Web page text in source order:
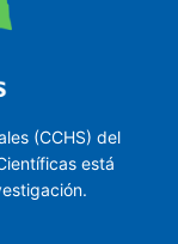
(CCHS) del
está